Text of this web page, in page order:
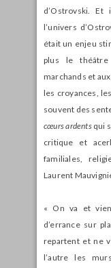
d’Ostrovski.
l’univers
était un enjeu
plus le
marchands et
les croyances,
souvent des
cœurs ardents qui
critique et
familiales,
Laurent
« On va et
d’errance sur
repartent et ne
l’autre les